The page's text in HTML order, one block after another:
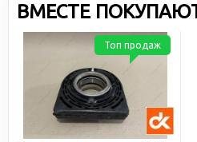
ВМЕСТЕ
Топ продаж